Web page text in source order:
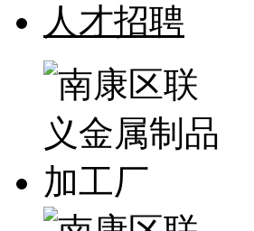
人才招聘